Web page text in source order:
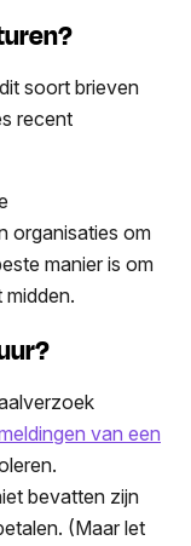
soort brieven
recent
organisaties om
manier is om
van een
bevatten zijn
(Maar let